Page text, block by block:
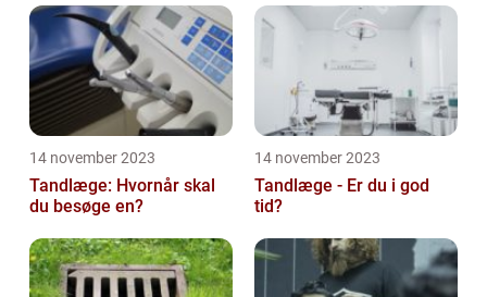
14 november 2023
Tandlæge: Hvornår skal
du besøge en?
14 november 2023
Tandlæge - Er du i god
tid?